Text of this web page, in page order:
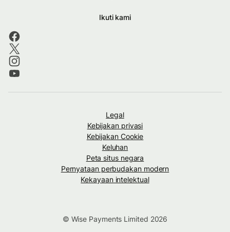
Ikuti kami
Legal
Kebijakan privasi
Kebijakan Cookie
Keluhan
Peta situs negara
Pernyataan perbudakan modern
Kekayaan intelektual
© Wise Payments Limited 2026